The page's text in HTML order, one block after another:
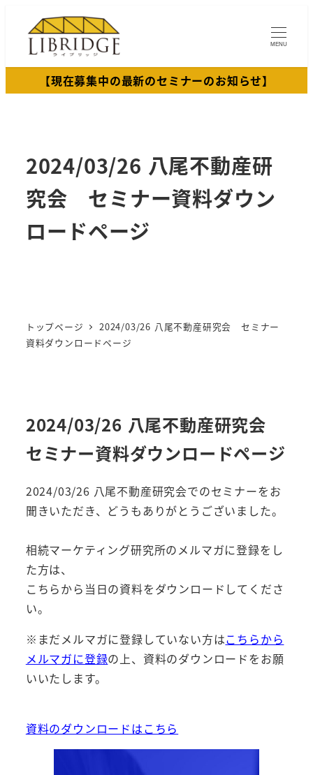
ン
MENU
【現在募集中の最新のセミナーのお知らせ】
2024/03/26 八尾不動産研
究会 セミナー資料ダウン
ロードページ
トップページ
2024/03/26 八尾不動産研究会 セミナー
資料ダウンロードページ
2024/03/26 八尾不動産研究会
セミナー資料ダウンロードページ
2024/03/26 八尾不動産研究会でのセミナーをお
聞きいただき、どうもありがとうございました。
相続マーケティング研究所のメルマガに登録をし
た方は、
こちらから当日の資料をダウンロードしてくださ
い。
※まだメルマガに登録していない方はこちらから
メルマガに登録の上、資料のダウンロードをお願
いいたします。
資料のダウンロードはこちら